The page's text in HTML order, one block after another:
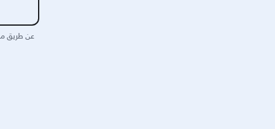
عن طريق